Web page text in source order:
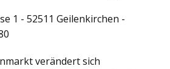
1 - 52511 Geilenkirchen -
verändert sich